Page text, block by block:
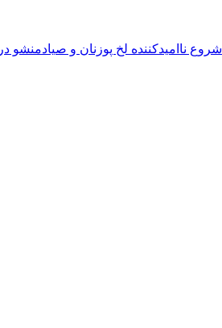
شروع ناامیدکننده لخ پوزنان و صیادمنشو